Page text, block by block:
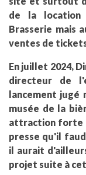
de la location
Brasserie mais
ventes de
En juillet 2024,
directeur de
lancement jugé
musée de la
attraction forte
presse qu'il
il aurait
projet suite à